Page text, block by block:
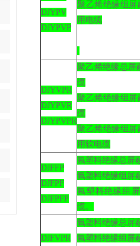
DJYPV
DJYPVP
聚乙烯绝缘组
用电缆
DJYVPR
DJYPVR
DJYPVPR
聚乙烯绝缘总屏
缆
聚乙烯绝缘组
缆
聚乙烯绝缘组
用软电缆
DJFFP
DJFPF
DJFPFP
氟塑料绝缘总屏
氟塑料绝缘组屏
氟塑料绝缘组
缆。
DJFVPR
氟塑料绝缘总屏
氟塑料绝缘组屏